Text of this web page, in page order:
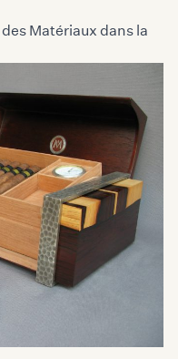
Matériaux dans la